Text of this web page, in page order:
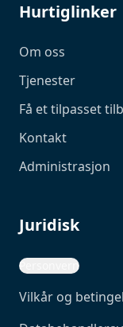
Hurtiglinker
Om oss
Tjenester
Få et tilpasset
Kontakt
Administrasjon
Juridisk
Personvern
Vilkår og